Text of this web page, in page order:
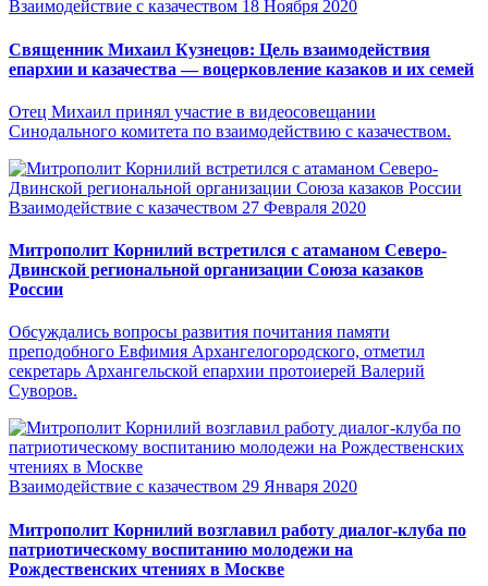
Взаимодействие с казачеством 18 Ноября 2020
Священник Михаил Кузнецов: Цель взаимодействия
епархии и казачества — воцерковление казаков и их семей
Отец Михаил принял участие в видеосовещании
Синодального комитета по взаимодействию с казачеством.
Взаимодействие с казачеством 27 Февраля 2020
Митрополит Корнилий встретился с атаманом Северо-
Двинской региональной организации Союза казаков
России
Обсуждались вопросы развития почитания памяти
преподобного Евфимия Архангелогородского, отметил
секретарь Архангельской епархии протоиерей Валерий
Суворов.
Взаимодействие с казачеством 29 Января 2020
Митрополит Корнилий возглавил работу диалог-клуба по
патриотическому воспитанию молодежи на
Рождественских чтениях в Москве